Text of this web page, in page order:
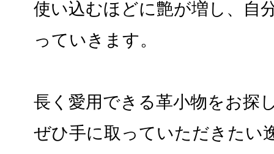
使い込むほどに艶が増し、自
っていきます。
長く愛用できる革小物をお探
ぜひ手に取っていただきたい